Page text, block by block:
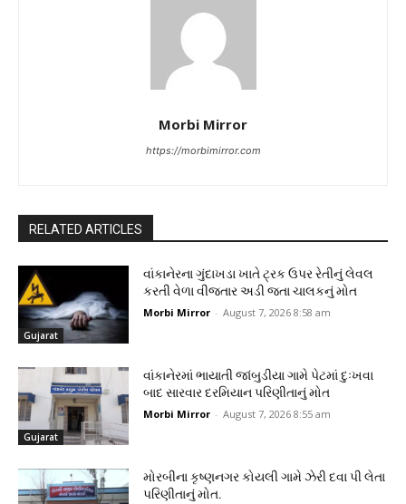
Morbi Mirror
https://morbimirror.com
RELATED ARTICLES
Gujarat
વાંકાનેરના ગુંદાખડા ખાતે ટ્રક ઉપર રેતીનું લેવલ
કરતી વેળા વીજતાર અડી જતા ચાલકનું મોત
Morbi Mirror - August 7, 2026 8:58 am
Gujarat
વાંકાનેરમાં ભાયાતી જાંબુડીયા ગામે પેટમાં દુઃખવા
બાદ સારવાર દરમિયાન પરિણીતાનું મોત
Morbi Mirror - August 7, 2026 8:55 am
મોરબીના કૃષ્ણનગર કોયલી ગામે ઝેરી દવા પી લેતા
પરિણીતાનું મોત.